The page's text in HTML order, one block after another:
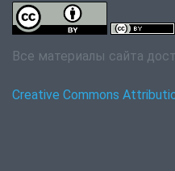
Все материалы сайта
Creative Commons